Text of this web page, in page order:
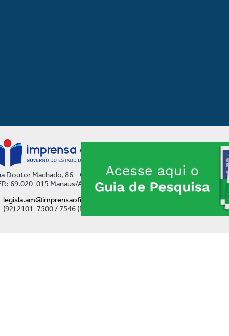
Doutor Machado, 86 - Centro
69.020-015 Manaus/AM
legisla.am@imprensaoficial.am.gov.br
(92) 2101-7500 / 7546 (Ramal)